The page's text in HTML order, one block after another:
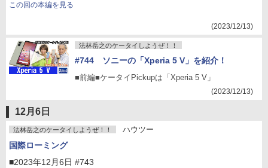
この回の本編を見る
(2023/12/13)
法林岳之のケータイしようぜ！！
#744 ソニーの「Xperia 5 V」を紹介！
■前編■ケータイPickupは「Xperia 5 V」
(2023/12/13)
12月6日
法林岳之のケータイしようぜ！！ ハウツー
国際ローミング
■2023年12月6日 #743